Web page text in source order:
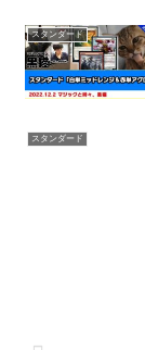
スタンダード
スタンダード